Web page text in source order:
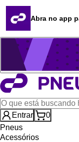
Quero revender
Blog
Whatsapp (16) 99764-8401
Televendas (47) 3046-
Entrar
0
Pneus
Acessórios
Abra no app